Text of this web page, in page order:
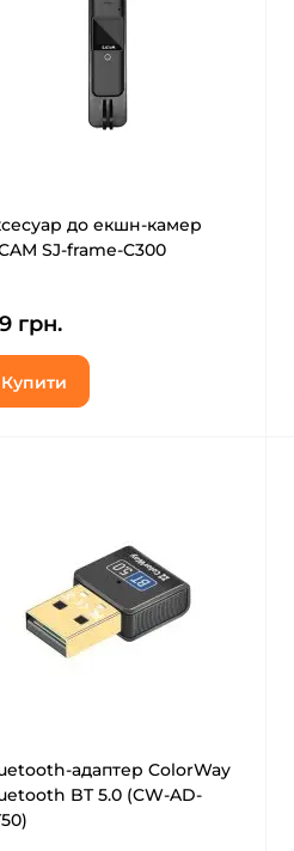
до екшн-камер
SJ-frame-C300
грн.
Купити
адаптер ColorWay
BT 5.0 (CW-AD-